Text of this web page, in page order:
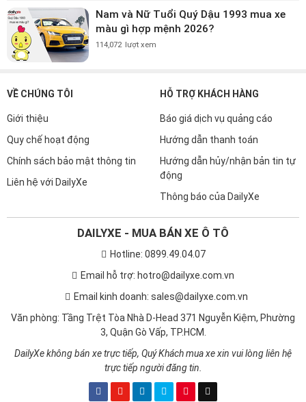
Nam và Nữ Tuổi Quý Dậu 1993 mua xe
màu gì hợp mệnh 2026?
114,072 lượt xem
VỀ CHÚNG TÔI
Giới thiệu
Quy chế hoạt động
Chính sách bảo mật thông tin
Liên hệ với DailyXe
HỖ TRỢ KHÁCH HÀNG
Báo giá dịch vụ quảng cáo
Hướng dẫn thanh toán
Hướng dẫn hủy/nhận bản tin tự
động
Thông báo của DailyXe
DAILYXE - MUA BÁN XE Ô TÔ
Hotline: 0899.49.04.07
Email hỗ trợ: hotro@dailyxe.com.vn
Email kinh doanh: sales@dailyxe.com.vn
Văn phòng: Tầng Trệt Tòa Nhà D-Head 371 Nguyễn Kiệm, Phường
3, Quận Gò Vấp, TP.HCM.
DailyXe không bán xe trực tiếp, Quý Khách mua xe xin vui lòng liên hệ
trực tiếp người đăng tin.